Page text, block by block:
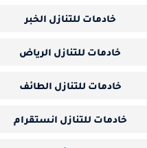
خادمات للتنازل الخبر
خادمات للتنازل الرياض
خادمات للتنازل الطائف
خادمات للتنازل انستقرام